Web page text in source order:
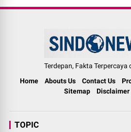
Terdepan, Fakta
Home
Abouts Us Contact Us
Sitemap
Disclaimer
TOPIC